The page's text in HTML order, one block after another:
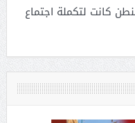
كانت لتكملة اجتماع